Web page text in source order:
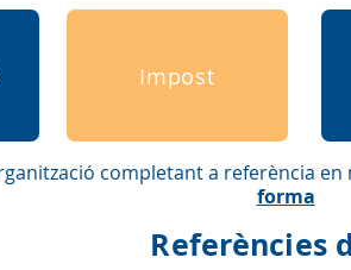
Impost
completanta referència en
forma
Referències